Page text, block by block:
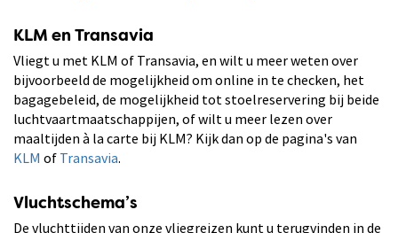
KLM en Transavia
Vliegt u met KLM of Transavia, en wilt u meer weten over
bijvoorbeeld de mogelijkheid om online in te checken, het
bagagebeleid, de mogelijkheid tot stoelreservering bij beide
luchtvaartmaatschappijen, of wilt u meer lezen over
maaltijden à la carte bij KLM? Kijk dan op de pagina's van
KLM of Transavia.
Vluchtschema’s
De vluchttijden van onze vliegreizen kunt u terugvinden in de